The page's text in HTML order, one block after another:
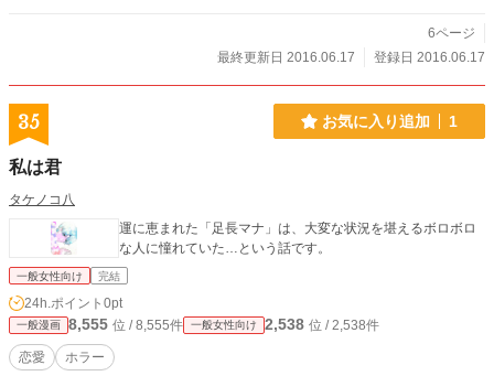
6ページ
最終更新日 2016.06.17
登録日 2016.06.17
35 お気に入り追加 1
私は君
タケノコ八
運に恵まれた「足長マナ」は、大変な状況を堪えるボロボロ
な人に憧れていた…という話です。
一般女性向け 完結
24h.ポイント 0pt
一般漫画 8,555 位 / 8,555件 一般女性向け 2,538 位 / 2,538件
恋愛 ホラー